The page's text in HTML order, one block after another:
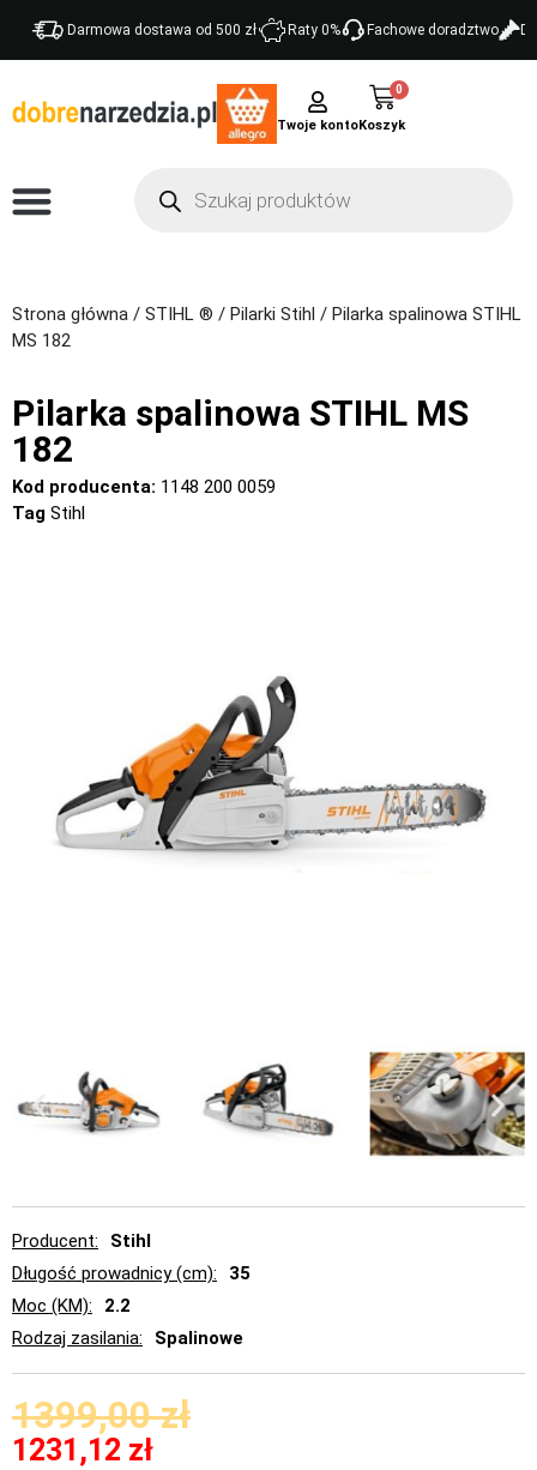
Darmowa dostawa od 500 zł Raty 0% Fachowe doradztwo
Twoje konto
0
Strona główna / STIHL ® / Pilarki Stihl / Pilarka spalinowa STIHL
MS 182
Pilarka spalinowa STIHL MS
182
Kod producenta: 1148 200 0059
Tag Stihl
Producent
Stihl
Długość prowadnicy (cm)
35
Moc (KM)
2.2
Rodzaj zasilania
Spalinowe
1399,00zł
1231,12 zł